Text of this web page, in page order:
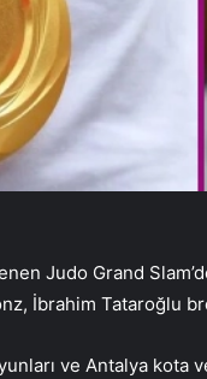
Judo Grand
İbrahim Tataroğlu
ve Antalya kota